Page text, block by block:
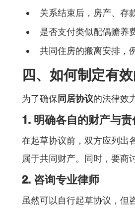
关系结束后，房产、存
是否支付类似配偶赡养
共同住房的搬离安排，
四、如何制定有
为了确保同居协议的法律效
1. 明确各自的财产与责
在起草协议前，双方应列出
属于共同财产。同时，要商
2. 咨询专业律师
虽然可以自行起草协议，但